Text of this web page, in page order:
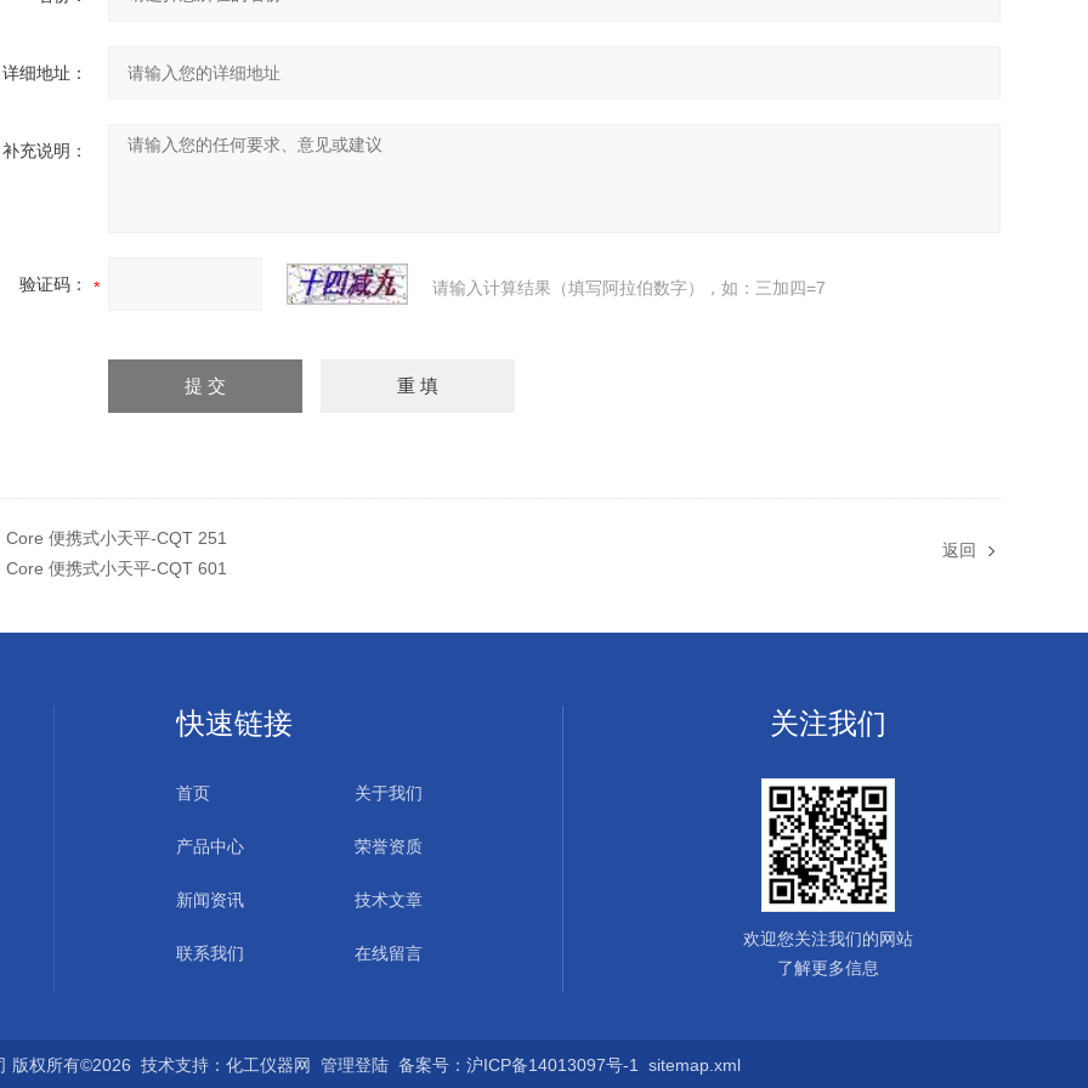
详细地址：
补充说明：
验证码： 请输入计算结果（填写阿拉伯数字），如：三加四=7
Core 便携式小天平-CQT 251
Core 便携式小天平-CQT 601
返回
快速链接
首页 关于我们
产品中心 荣誉资质
新闻资讯 技术文章
联系我们 在线留言
关注我们
欢迎您关注我们的网站
了解更多信息
版权所有©2026 技术支持： 化工仪器网 管理登陆 备案号：沪ICP备14013097号-1 sitemap.xml